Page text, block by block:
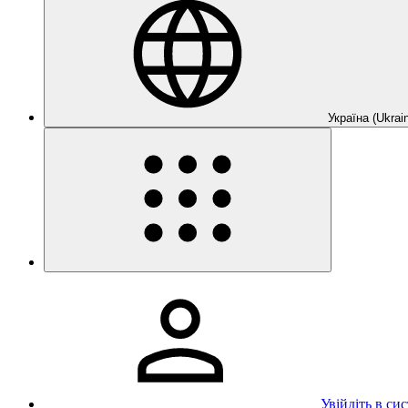
Україна
Увійдіть в